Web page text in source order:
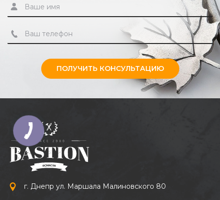
ПОЛУЧИТЬ КОНСУЛЬТАЦИЮ
г. Днепр ул. Маршала Малиновского 80